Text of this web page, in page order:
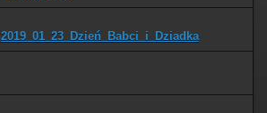
2019_01_23_Dzień_Babci_i_Dziadka